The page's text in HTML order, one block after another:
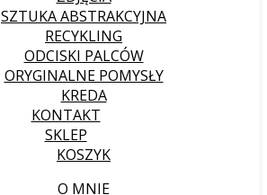
SZTUKA ABSTRAKCYJNA
RECYKLING
ODCISKI PALCÓW
ORYGINALNE POMYSŁY
KREDA
KONTAKT
SKLEP
KOSZYK
O MNIE